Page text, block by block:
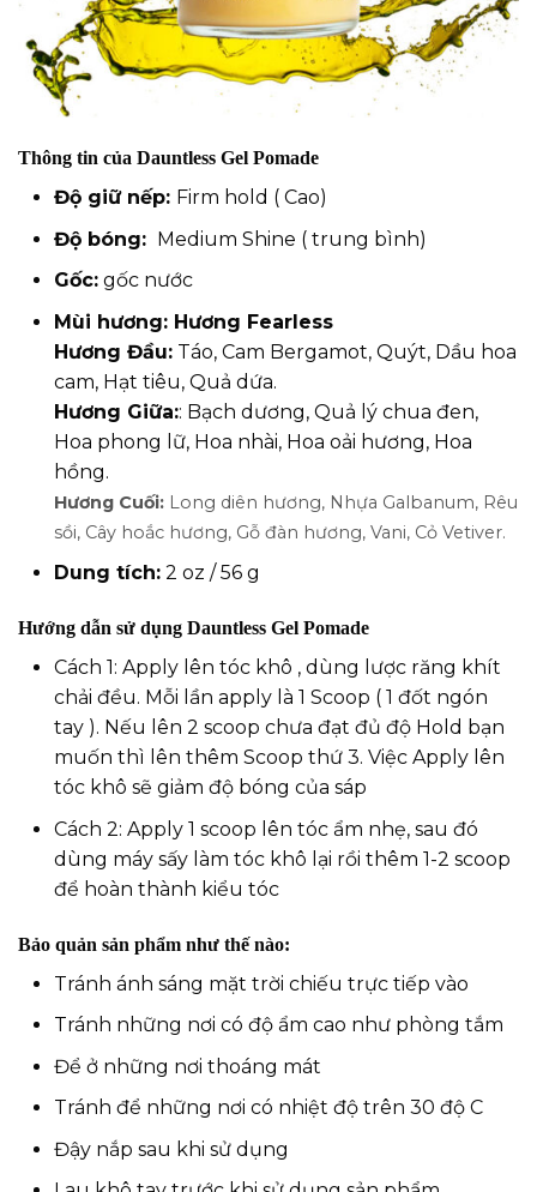
Thông tin của Dauntless Gel Pomade
Độ giữ nếp: Firm hold ( Cao)
Độ bóng: Medium Shine ( trung bình)
Gốc: gốc nước
Mùi hương: Hương Fearless
Hương Đầu: Táo, Cam Bergamot, Quýt, Dầu hoa
cam, Hạt tiêu, Quả dứa.
Hương Giữa:: Bạch dương, Quả lý chua đen,
Hoa phong lữ, Hoa nhài, Hoa oải hương, Hoa
hồng.
Hương Cuối: Long diên hương, Nhựa Galbanum, Rêu
sồi, Cây hoắc hương, Gỗ đàn hương, Vani, Cỏ Vetiver.
Dung tích: 2 oz / 56 g
Hướng dẫn sử dụng Dauntless Gel Pomade
Cách 1: Apply lên tóc khô , dùng lược răng khít
chải đều. Mỗi lần apply là 1 Scoop ( 1 đốt ngón
tay ). Nếu lên 2 scoop chưa đạt đủ độ Hold bạn
muốn thì lên thêm Scoop thứ 3. Việc Apply lên
tóc khô sẽ giảm độ bóng của sáp
Cách 2: Apply 1 scoop lên tóc ẩm nhẹ, sau đó
dùng máy sấy làm tóc khô lại rồi thêm 1-2 scoop
để hoàn thành kiểu tóc
Bảo quản sản phẩm như thế nào:
Tránh ánh sáng mặt trời chiếu trực tiếp vào
Tránh những nơi có độ ẩm cao như phòng tắm
Để ở những nơi thoáng mát
Tránh để những nơi có nhiệt độ trên 30 độ C
Đậy nắp sau khi sử dụng